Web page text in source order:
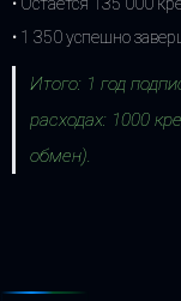
• 1 350 успешно
Итого: 1 год
расходах: 1000
обмен).